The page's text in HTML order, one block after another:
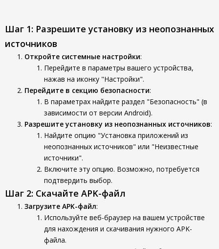
Шаг 1: Разрешите установку из неопознанных
источников
Откройте системные настройки:
Перейдите в параметры вашего устройства,
нажав на иконку "Настройки".
Перейдите в секцию безопасности:
В параметрах найдите раздел "Безопасность" (в
зависимости от версии Android).
Разрешите установку из неопознанных источников:
Найдите опцию "Установка приложений из
неопознанных источников" или "Неизвестные
источники".
Включите эту опцию. Возможно, потребуется
подтвердить выбор.
Шаг 2: Скачайте APK-файл
Загрузите APK-файл:
Используйте веб-браузер на вашем устройстве
для нахождения и скачивания нужного APK-
файла.